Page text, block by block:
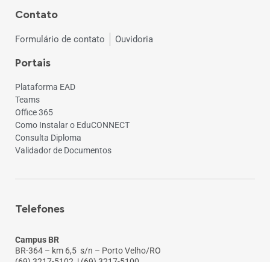
Contato
Formulário de contato Ouvidoria
Portais
Plataforma EAD
Teams
Office 365
Como Instalar o EduCONNECT
Consulta Diploma
Validador de Documentos
Telefones
Campus BR
BR-364 – km 6,5 s/n – Porto Velho/RO